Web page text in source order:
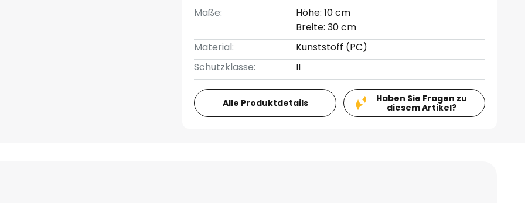
Maße:
Höhe: 10 cm
Breite: 30 cm
Material:
Kunststoff (PC)
Schutzklasse:
II
Alle Produktdetails
Haben Sie Fragen zu
diesem Artikel?